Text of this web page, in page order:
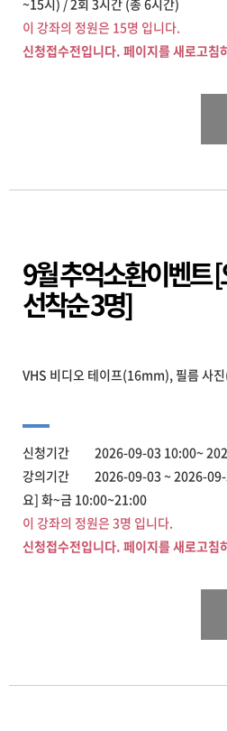
~15시) / 2회 3시간 (총 6시간)
이 강좌의 정원은 15명 입니다.
신청접수전입니다. 페이지를 새로고침
9월 추억소환이벤트
선착순 3명]
VHS 비디오 테이프(16mm), 필름 사
신청기간 2026-09-03 10:00~
강의기간 2026-09-03 ~ 2026-09-
요] 화~금 10:00~21:00
이 강좌의 정원은 3명 입니다.
신청접수전입니다. 페이지를 새로고침